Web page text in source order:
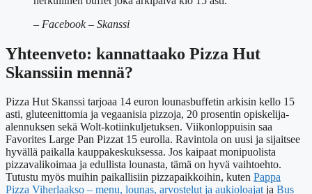
– Facebook – Skanssi
Yhteenveto: kannattaako Pizza Hut
Skanssiin mennä?
Pizza Hut Skanssi tarjoaa 14 euron lounasbuffetin arkisin kello 15
asti, gluteenittomia ja vegaanisia pizzoja, 20 prosentin opiskelija-
alennuksen sekä Wolt-kotiinkuljetuksen. Viikonloppuisin saa
Favorites Large Pan Pizzat 15 eurolla. Ravintola on uusi ja sijaitsee
hyvällä paikalla kauppakeskuksessa. Jos kaipaat monipuolista
pizzavalikoimaa ja edullista lounasta, tämä on hyvä vaihtoehto.
Tutustu myös muihin paikallisiin pizzapaikkoihin, kuten Pappa
Pizza Viherlaakso – menu, lounas, arvostelut ja aukioloajatja Bus